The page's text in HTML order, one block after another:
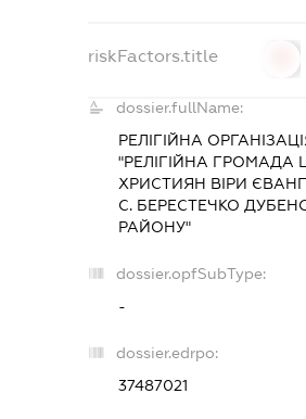
riskFactors.title
dossier.fullName:
РЕЛІГІЙНА
"РЕЛІГІЙНА ГРОМАДА
ХРИСТИЯН ВІРИ
С. БЕРЕСТЕЧКО
РАЙОНУ"
dossier.opfSubType:
-
dossier.edrpo:
37487021